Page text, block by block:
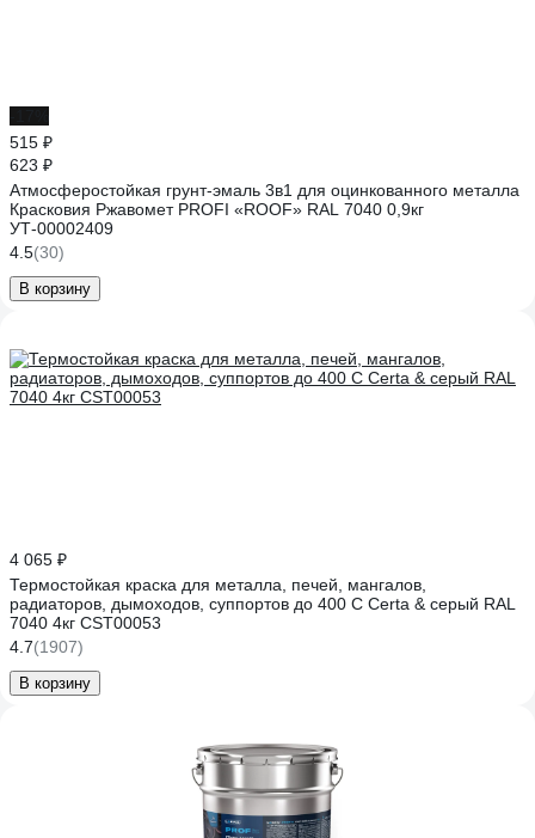
515 ₽
623 ₽
Атмосферостойкая грунт-эмаль 3в1 для оцинкованного металла
Красковия Ржавомет PROFI «ROOF» RAL 7040 0,9кг
УТ-00002409
4.5(30)
В корзину
4 065 ₽
Термостойкая краска для металла, печей, мангалов,
радиаторов, дымоходов, суппортов до 400 С Certa & серый RAL
7040 4кг CST00053
4.7(1907)
В корзину